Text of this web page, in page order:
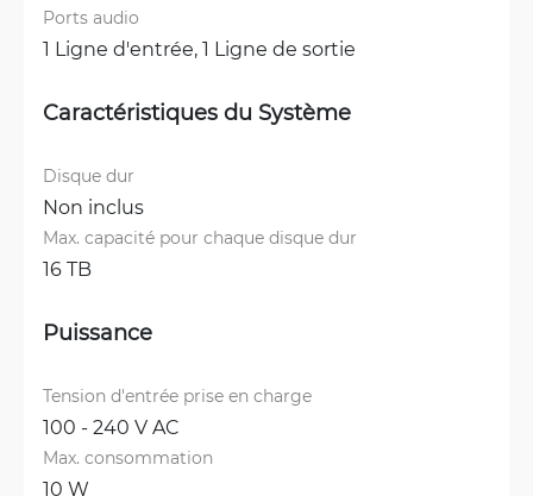
Ports audio
1 Ligne d'entrée, 1 Ligne de sortie
Caractéristiques du Système
Disque dur
Non inclus
Max. capacité pour chaque disque dur
16 TB
Puissance
Tension d'entrée prise en charge
100 - 240 V AC
Max. consommation
10 W